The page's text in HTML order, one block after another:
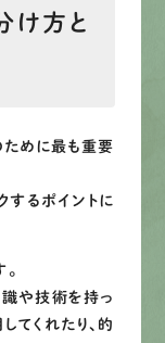
け方と
ために最も重要
するポイントに
や技術を持っ
てくれたり、的